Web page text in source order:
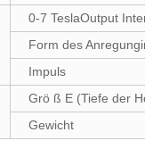
0-7 TeslaOutput
Form des
Impuls
Grö ß E (Tiefe der
Gewicht